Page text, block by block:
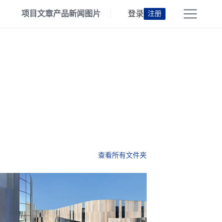
项目文章产品新闻 图片 登录 注册
查看所有文件夹